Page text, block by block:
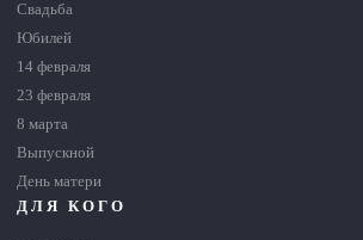
Свадьба
Юбилей
14 февраля
23 февраля
8 марта
Выпускной
День матери
ДЛЯ КОГО